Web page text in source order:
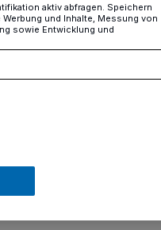
den
aktiv abfragen. Speichern
und Inhalte, Messung von
sowie Entwicklung und